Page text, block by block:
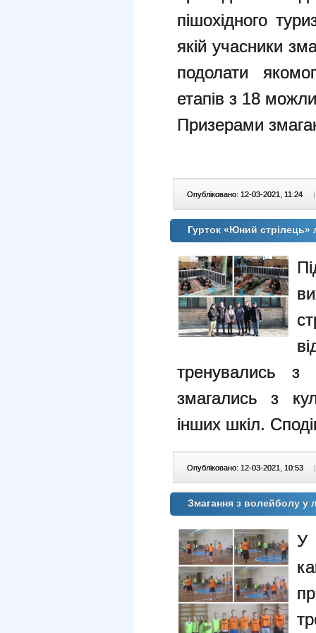
пішохідного
якій учасники
подолати
етапів з 18
Призерами
Опубліковано: 12-03-2021, 11:24 |
Гурток «Юний
тренувались з
змагались з
інших шкіл.
Опубліковано: 12-03-2021, 10:53 |
Змагання з волейболу у
У